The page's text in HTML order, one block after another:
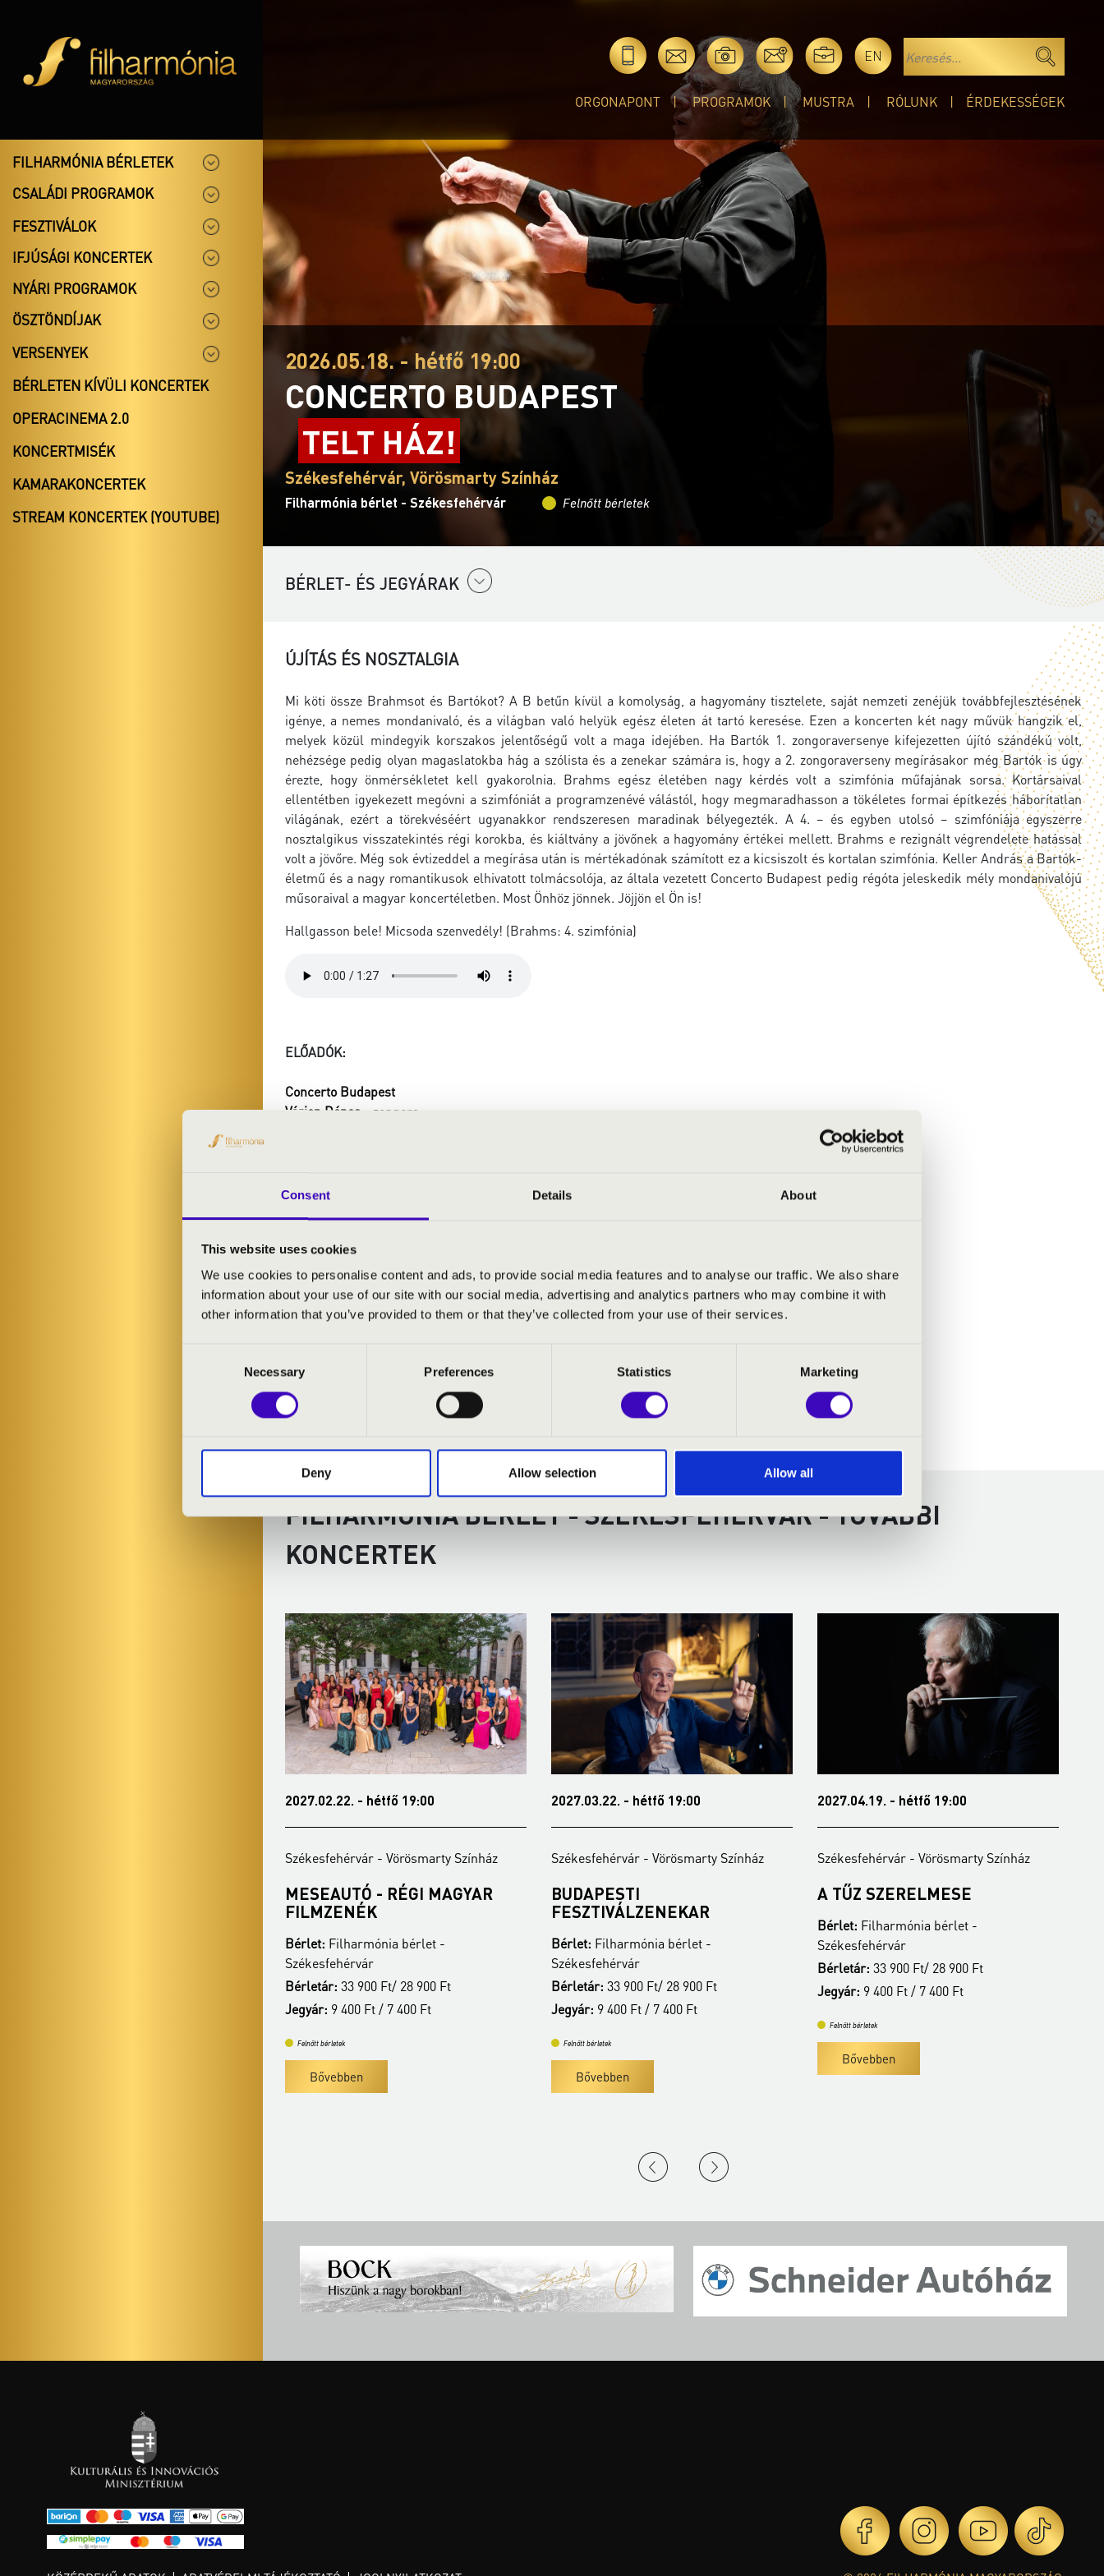
Consent Details About
This website uses cookies
We use cookies to personalise content and ads, to provide social media features and to analyse our traffic. We also share
information about your use of our site with our social media, advertising and analytics partners who may combine it with
other information that you’ve provided to them or that they’ve collected from your use of their services.
Necessary Preferences Statistics Marketing
Deny Allow selection Allow all
EN
ORGONAPONT PROGRAMOK MUSTRA RÓLUNK ÉRDEKESSÉGEK
FILHARMÓNIA BÉRLETEK
CSALÁDI PROGRAMOK
FESZTIVÁLOK
IFJÚSÁGI KONCERTEK
NYÁRI PROGRAMOK
ÖSZTÖNDÍJAK
VERSENYEK
BÉRLETEN KÍVÜLI KONCERTEK
OPERACINEMA 2.0
KONCERTMISÉK
KAMARAKONCERTEK
STREAM KONCERTEK (YOUTUBE)
2026.05.18. - hétfő 19:00
CONCERTO BUDAPEST
TELT HÁZ!
Székesfehérvár, Vörösmarty Színház
Filharmónia bérlet - Székesfehérvár Felnőtt bérletek
BÉRLET- ÉS JEGYÁRAK
ÚJÍTÁS ÉS NOSZTALGIA
Mi köti össze Brahmsot és Bartókot? A B betűn kívül a komolyság, a hagyomány tisztelete, saját nemzeti zenéjük továbbfejlesztésének
igénye, a nemes mondanivaló, és a világban való helyük egész életen át tartó keresése. Ezen a koncerten két nagy művük hangzik el,
melyek közül mindegyik korszakos jelentőségű volt a maga idejében. Ha Bartók 1. zongoraversenye kifejezetten újító szándékú volt,
nehézsége pedig olyan magaslatokba hág a szólista és a zenekar számára is, hogy a 2. zongoraverseny megírásakor még Bartók is úgy
érezte, hogy önmérsékletet kell gyakorolnia. Brahms egész életében nagy kérdés volt a szimfónia műfajának sorsa. Kortársaival
ellentétben igyekezett megóvni a szimfóniát a programzenévé válástól, hogy megmaradhasson a tökéletes formai építkezés háborítatlan
világának, ezért a törekvéséért ugyanakkor rendszeresen maradinak bélyegezték. A 4. – és egyben utolsó – szimfóniája egyszerre
nosztalgikus visszatekintés régi korokba, és kiáltvány a jövőnek a hagyomány értékei mellett. Brahms e rezignált végrendelete hatással
volt a jövőre. Még sok évtizeddel a megírása után is mértékadónak számított ez a kicsiszolt és kortalan szimfónia. Keller András a Bartók-
életmű és a nagy romantikusok elhivatott tolmácsolója, az általa vezetett Concerto Budapest pedig régóta jeleskedik mély mondanivalójú
műsoraival a magyar koncertéletben. Most Önhöz jönnek. Jöjjön el Ön is!
Hallgasson bele! Micsoda szenvedély! (Brahms: 4. szimfónia)
ELŐADÓK:
Concerto Budapest
Várjon Dénes - zongora
MŰSOR:
Brahms: 4. e-moll szimfónia
FILHARMÓNIA BÉRLET - SZÉKESFEHÉRVÁR - TOVÁBBI
KONCERTEK
2027.02.22. - hétfő 19:00
Székesfehérvár - Vörösmarty Színház
MESEAUTÓ - RÉGI MAGYAR
FILMZENÉK
Bérlet: Filharmónia bérlet -
Székesfehérvár
Bérletár: 33 900 Ft/ 28 900 Ft
Jegyár: 9 400 Ft / 7 400 Ft
Felnőtt bérletek
Bővebben
2027.03.22. - hétfő 19:00
Székesfehérvár - Vörösmarty Színház
BUDAPESTI
FESZTIVÁLZENEKAR
Bérlet: Filharmónia bérlet -
Székesfehérvár
Bérletár: 33 900 Ft/ 28 900 Ft
Jegyár: 9 400 Ft / 7 400 Ft
Felnőtt bérletek
Bővebben
2027.04.19. - hétfő 19:00
Székesfehérvár - Vörösmarty Színház
A TŰZ SZERELMESE
Bérlet: Filharmónia bérlet -
Székesfehérvár
Bérletár: 33 900 Ft/ 28 900 Ft
Jegyár: 9 400 Ft / 7 400 Ft
Felnőtt bérletek
Bővebben